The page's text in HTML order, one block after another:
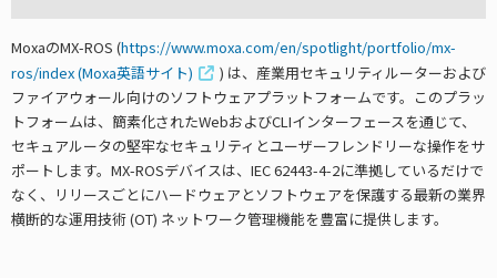
MoxaのMX-ROS (https://www.moxa.com/en/spotlight/portfolio/mx-
ros/index (Moxa英語サイト)
) は、産業用セキュリティルーターおよび
ファイアウォール向けのソフトウェアプラットフォームです。このプラッ
トフォームは、簡素化されたWebおよびCLIインターフェースを通じて、
セキュアルータの堅牢なセキュリティとユーザーフレンドリーな操作をサ
ポートします。MX-ROSデバイスは、IEC 62443-4-2に準拠しているだけで
なく、リリースごとにハードウェアとソフトウェアを保護する最新の業界
横断的な運用技術 (OT) ネットワーク管理機能を豊富に提供します。